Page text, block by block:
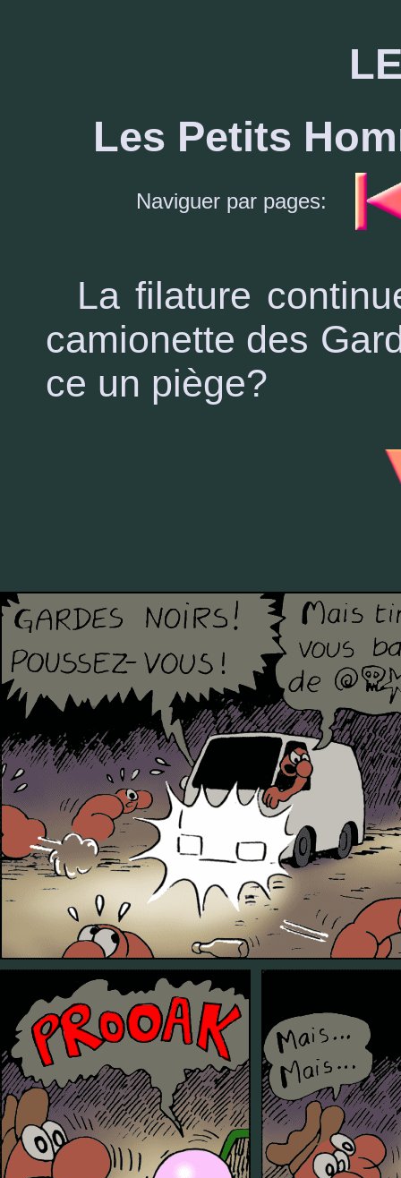
Les Petits
Naviguer par pages:
La filature
camionette des
ce un piège?